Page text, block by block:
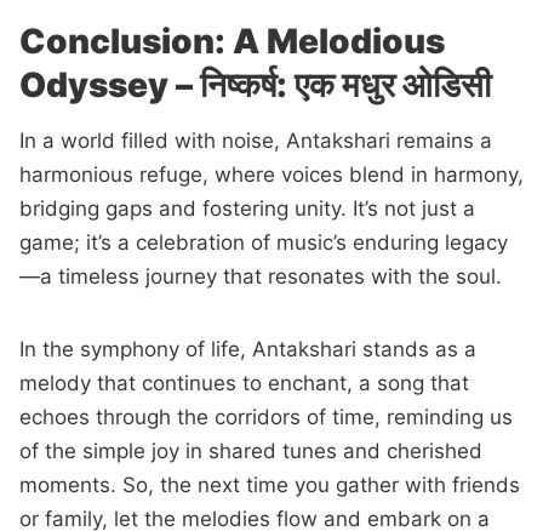
Conclusion: A Melodious
Odyssey – निष्कर्ष: एक मधुर ओडिसी
In a world filled with noise, Antakshari remains a
harmonious refuge, where voices blend in harmony,
bridging gaps and fostering unity. It’s not just a
game; it’s a celebration of music’s enduring legacy
—a timeless journey that resonates with the soul.
In the symphony of life, Antakshari stands as a
melody that continues to enchant, a song that
echoes through the corridors of time, reminding us
of the simple joy in shared tunes and cherished
moments. So, the next time you gather with friends
or family, let the melodies flow and embark on a